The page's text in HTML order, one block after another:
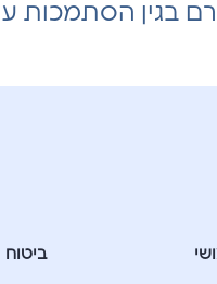
בגין הסתמכות
ביטוח